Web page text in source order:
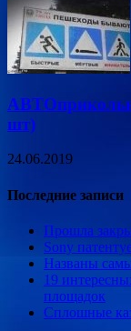
шт)
24.06.2019
Последние записи
Прошла
Sony
Названы
19
площадок
Сплошные